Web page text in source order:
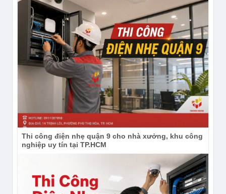
Thi công điện nhẹ quận 9 cho nhà xưởng, khu công
nghiệp uy tín tại TP.HCM